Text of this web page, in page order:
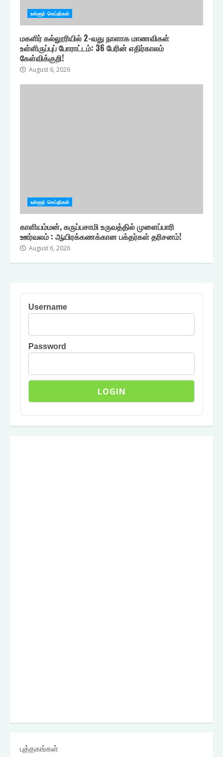
உள்ளூர் செய்திகள்
மகளிர் கல்லூரியில் 2-வது நாளாக மாணவிகள்
உள்ளிருப்புப் போராட்டம்: 36 பேரின் எதிர்காலம்
கேள்விக்குறி!
August 6, 2026
உள்ளூர் செய்திகள்
காளியம்மன், கருப்பசாமி உருவத்தில் முளைப்பாரி
ஊர்வலம் : ஆயிரக்கணக்கான பக்தர்கள் தரிசனம்!
August 6, 2026
Username
Password
புத்தகங்கள்